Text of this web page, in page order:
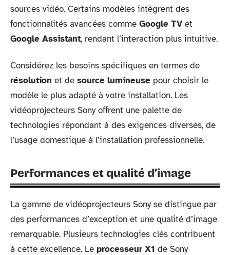
sources vidéo. Certains modèles intègrent des
fonctionnalités avancées comme Google TV et
Google Assistant, rendant l’interaction plus intuitive.
Considérez les besoins spécifiques en termes de
résolution et de source lumineuse pour choisir le
modèle le plus adapté à votre installation. Les
vidéoprojecteurs Sony offrent une palette de
technologies répondant à des exigences diverses, de
l’usage domestique à l’installation professionnelle.
Performances et qualité d’image
La gamme de vidéoprojecteurs Sony se distingue par
des performances d’exception et une qualité d’image
remarquable. Plusieurs technologies clés contribuent
à cette excellence. Le processeur X1 de Sony